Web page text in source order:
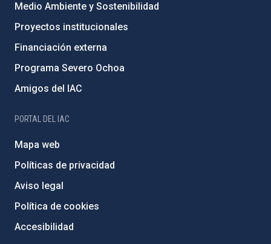
Medio Ambiente y Sostenibilidad
Proyectos institucionales
Financiación externa
Programa Severo Ochoa
Amigos del IAC
PORTAL DEL IAC
Mapa web
Políticas de privacidad
Aviso legal
Política de cookies
Accesibilidad